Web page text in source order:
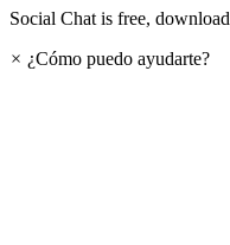
Social Chat is free,
× ¿Cómo puedo ayudarte?